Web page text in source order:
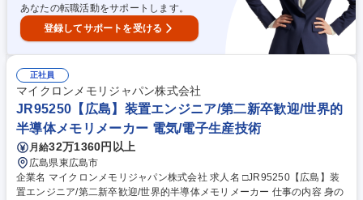
あなたの転職活動をサポートします。
登録してサポートを受ける
正社員
マイクロンメモリジャパン株式会社
JR95250【広島】装置エンジニア/第二新卒歓迎/世界的
半導体メモリメーカー 電気/電子生産技術
月給32万1360円以上
広島県東広島市
企業名 マイクロンメモリジャパン株式会社 求人名 □JR95250【広島】装
置エンジニア/第二新卒歓迎/世界的半導体メモリメーカー 仕事の内容 身の